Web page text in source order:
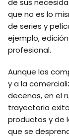
de sus
que no es lo
de series y
ejemplo,
profesional.
Aunque las
y a la
decenas, en el
trayectoria
productos y de
que se